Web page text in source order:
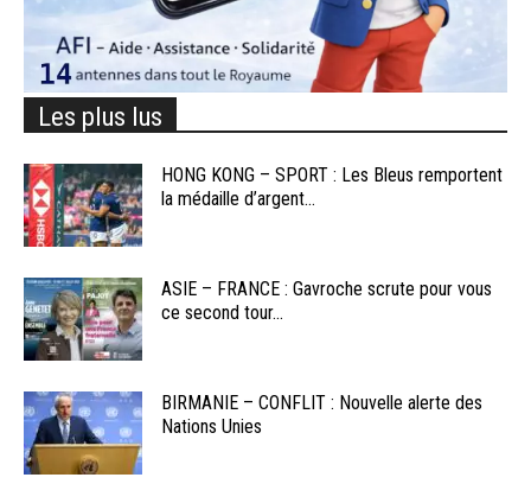
Les plus lus
HONG KONG – SPORT : Les Bleus remportent
la médaille d’argent...
ASIE – FRANCE : Gavroche scrute pour vous
ce second tour...
BIRMANIE – CONFLIT : Nouvelle alerte des
Nations Unies